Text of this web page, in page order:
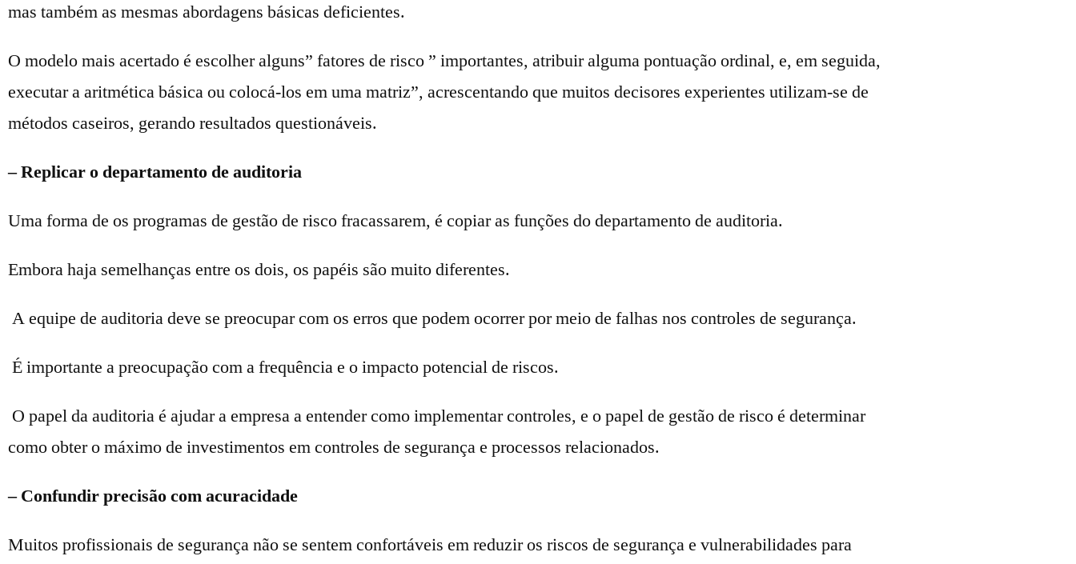
mas também as mesmas abordagens básicas deficientes.
O modelo mais acertado é escolher alguns” fatores de risco ” importantes, atribuir alguma pontuação ordinal, e, em seguida,
executar a aritmética básica ou colocá-los em uma matriz”, acrescentando que muitos decisores experientes utilizam-se de
métodos caseiros, gerando resultados questionáveis.
– Replicar o departamento de auditoria
Uma forma de os programas de gestão de risco fracassarem, é copiar as funções do departamento de auditoria.
Embora haja semelhanças entre os dois, os papéis são muito diferentes.
A equipe de auditoria deve se preocupar com os erros que podem ocorrer por meio de falhas nos controles de segurança.
É importante a preocupação com a frequência e o impacto potencial de riscos.
O papel da auditoria é ajudar a empresa a entender como implementar controles, e o papel de gestão de risco é determinar
como obter o máximo de investimentos em controles de segurança e processos relacionados.
– Confundir precisão com acuracidade
Muitos profissionais de segurança não se sentem confortáveis ​​em reduzir os riscos de segurança e vulnerabilidades para